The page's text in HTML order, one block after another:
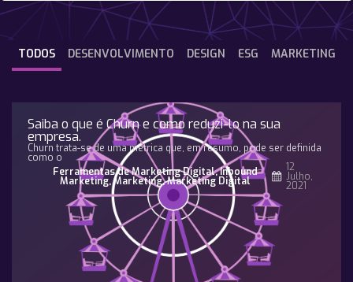
DESENVOLVIMENTO DESIGN ESG MARKETING
TODOS
Saiba o que é Churn e como reduzi-lo na sua
empresa.
Churn trata-se de uma métrica que, em resumo, pode ser definida
como o
Ferramentas de Marketing Digital,Inbound
Marketing,Marketing,Marketing Digital
12
Julho,
2021